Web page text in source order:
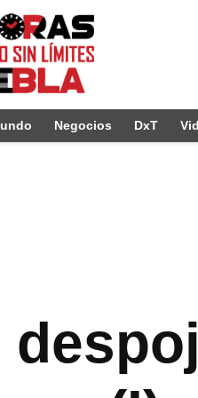
Negocios DxT